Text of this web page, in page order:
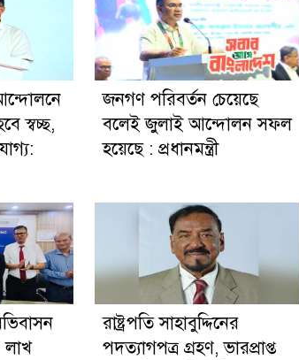
স্বচ্ছ,
জনগণ পরিবর্তন চেয়েছে
বলেই জুলাই আন্দোলন সফল
হয়েছে : প্রধানমন্ত্রী
লাখ
রাষ্ট্রপতি সাহাবুদ্দিনের
পদত্যাগপত্র গ্রহণ, ভারপ্রাপ্ত